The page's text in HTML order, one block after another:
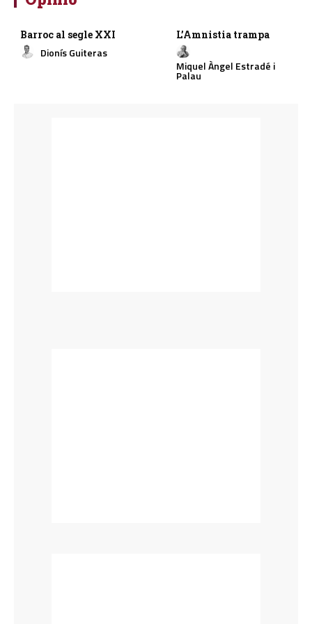
Barroc al segle XXI
Dionís Guiteras
L’Amnistia trampa
Miquel Àngel Estradé i
Palau